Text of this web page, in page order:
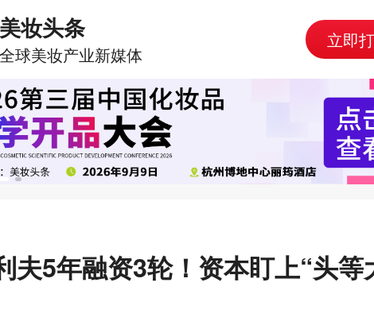
美妆头条
全球美妆产业新媒体
立即
夫5年融资3轮！资本盯上“头等